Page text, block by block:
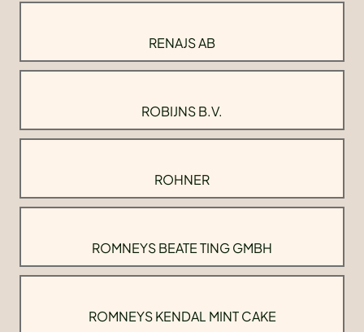
RENAJS AB
ROBIJNS B.V.
ROHNER
ROMNEYS BEATE TING GMBH
ROMNEYS KENDAL MINT CAKE